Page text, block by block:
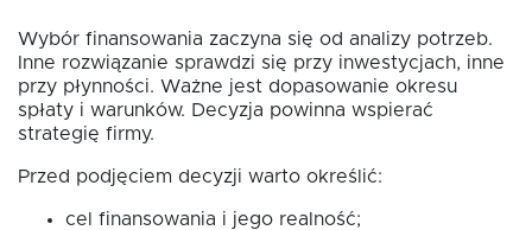
Wybór finansowania zaczyna się od analizy potrzeb.
Inne rozwiązanie sprawdzi się przy inwestycjach, inne
przy płynności. Ważne jest dopasowanie okresu
spłaty i warunków. Decyzja powinna wspierać
strategię firmy.
Przed podjęciem decyzji warto określić:
cel finansowania i jego realność;